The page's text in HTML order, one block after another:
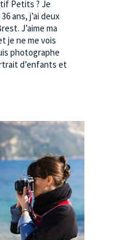
Petits ? Je
ans, j’ai deux
J’aime ma
je ne me vois
photographe
d’enfants et